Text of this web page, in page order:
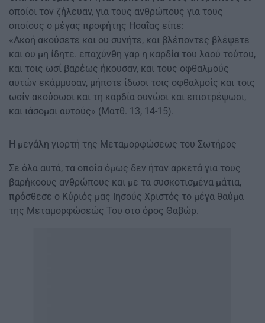
οποίοι τον ζήλευαν, για τους ανθρώπους για τους
οποίους ο μέγας προφήτης Ησαΐας είπε:
«Ακοή ακούσετε και ου συνήτε, και βλέποντες βλέψετε
και ου μη ίδητε. επαχύνθη γαρ η καρδία του λαού τούτου,
και τοις ωσί βαρέως ήκουσαν, και τους οφθαλμούς
αυτών εκάμμυσαν, μήποτε ίδωσι τοις οφθαλμοίς και τοις
ωσίν ακούσωσι και τη καρδία συνώσι και επιστρέψωσι,
και ιάσομαι αυτούς» (Ματθ. 13, 14-15).
Η μεγάλη γιορτή της Μεταμορφώσεως του Σωτήρος
Σε όλα αυτά, τα οποία όμως δεν ήταν αρκετά για τους
βαρήκοους ανθρώπους και με τα συσκοτισμένα μάτια,
πρόσθεσε ο Κύριός μας Ιησούς Χριστός το μέγα θαύμα
της Μεταμορφώσεώς Του στο όρος Θαβώρ.